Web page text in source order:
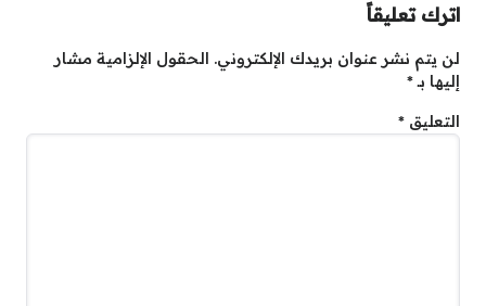
اترك تعليقاً
لن يتم نشر عنوان بريدك الإلكتروني. الحقول الإلزامية مشار
إليها بـ*
التعليق *